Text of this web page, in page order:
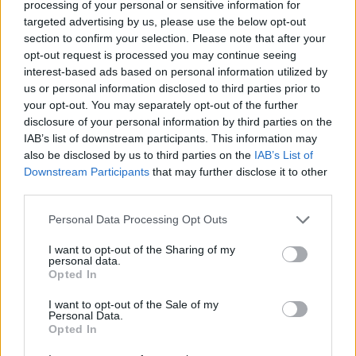
processing of your personal or sensitive information for
targeted advertising by us, please use the below opt-out
section to confirm your selection. Please note that after your
opt-out request is processed you may continue seeing
interest-based ads based on personal information utilized by
us or personal information disclosed to third parties prior to
your opt-out. You may separately opt-out of the further
disclosure of your personal information by third parties on the
IAB’s list of downstream participants. This information may
also be disclosed by us to third parties on the IAB’s List of
Downstream Participants that may further disclose it to other
Please note that this website/app uses one or more Google
not limited to your visit or usage behaviour. You may click to
grant or deny consent to Google and its third-party tags to
use your data for below specified purposes in below Google
consent section.
Personal Data Processing Opt Outs
I want to opt-out of the Sharing of my
personal data.
Opted In
I want to opt-out of the Sale of my
Personal Data.
Opted In
AUTOR
Staff